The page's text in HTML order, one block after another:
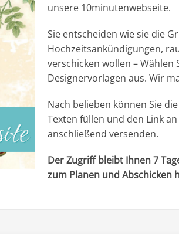
unsere 10minutenwebseite.
Sie entscheiden wie sie die
Hochzeitsankündigungen,
verschicken wollen –
Designervorlagen aus. Wir
Nach belieben können Sie
Texten füllen und den Link
anschließend versenden.
Der Zugriff bleibt Ihnen 7
zum Planen und Abschicken